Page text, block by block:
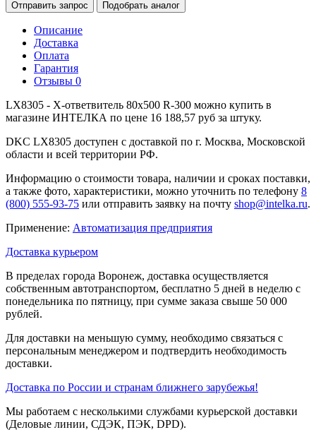
Отправить запрос Подобрать аналог
Описание
Доставка
Оплата
Гарантия
Отзывы 0
LX8305 - Х-ответвитель 80х500 R-300 можно купить в
магазине ИНТЕЛКА по цене 16 188,57 руб за штуку.
DKC LX8305 доступен с доставкой по г. Москва, Московской
области и всей территории РФ.
Информацию о стоимости товара, наличии и сроках поставки,
а также фото, характеристики, можно уточнить по телефону 8
(800) 555-93-75 или отправить заявку на почту shop@intelka.ru.
Применение: Автоматизация предприятия
Доставка курьером
В пределах города Воронеж, доставка осуществляется
собственным автотранспортом, бесплатно 5 дней в неделю с
понедельника по пятницу, при сумме заказа свыше 50 000
рублей.
Для доставки на меньшую сумму, необходимо связаться с
персональным менеджером и подтвердить необходимость
доставки.
Доставка по России и странам ближнего зарубежья!
Мы работаем с несколькими службами курьерской доставки
(Деловые линии, СДЭК, ПЭК, DPD).